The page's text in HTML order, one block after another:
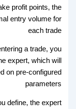
profit points, the
entry volume for
each trade
a trade, you
expert, which will
on pre-configured
parameters
define, the expert